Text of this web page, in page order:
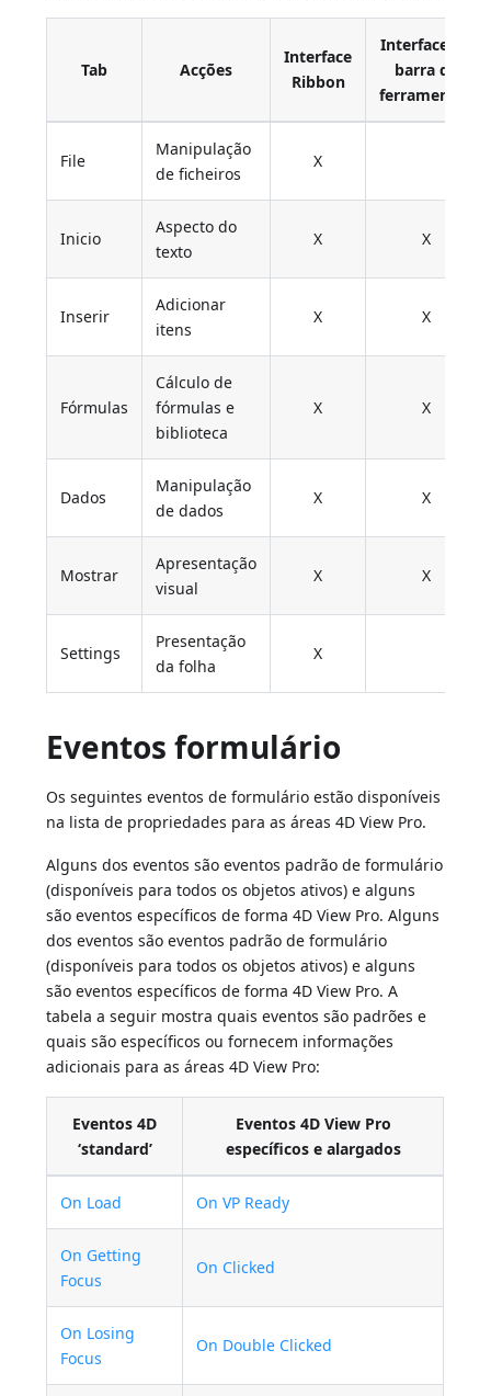
Tab Acções
Interface
Ribbon
Interface da
barra de
ferramentas
File
Manipulação
de ficheiros
X
Inicio
Aspecto do
texto
X X
Inserir
Adicionar
itens
X X
Fórmulas
Cálculo de
fórmulas e
biblioteca
X X
Dados
Manipulação
de dados
X X
Mostrar
Apresentação
visual
X X
Settings
Presentação
da folha
X
Eventos formulário
Os seguintes eventos de formulário estão disponíveis
na lista de propriedades para as áreas 4D View Pro.
Alguns dos eventos são eventos padrão de formulário
(disponíveis para todos os objetos ativos) e alguns
são eventos específicos de forma 4D View Pro. Alguns
dos eventos são eventos padrão de formulário
(disponíveis para todos os objetos ativos) e alguns
são eventos específicos de forma 4D View Pro. A
tabela a seguir mostra quais eventos são padrões e
quais são específicos ou fornecem informações
adicionais para as áreas 4D View Pro:
Eventos 4D
‘standard’
Eventos 4D View Pro
específicos e alargados
On Load On VP Ready
On Getting
Focus
On Clicked
On Losing
Focus
On Double Clicked